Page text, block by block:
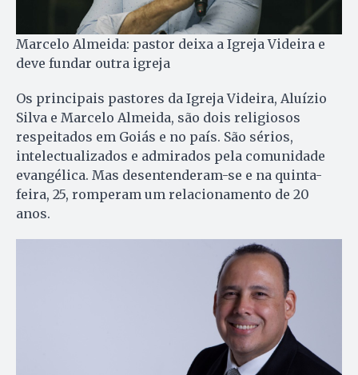
Marcelo Almeida: pastor deixa a Igreja Videira e
deve fundar outra igreja
Os principais pastores da Igreja Videira, Aluízio
Silva e Marcelo Almeida, são dois religiosos
respeitados em Goiás e no país. São sérios,
intelectualizados e admirados pela comunidade
evangélica. Mas desentenderam-se e na quinta-
feira, 25, romperam um relacionamento de 20
anos.